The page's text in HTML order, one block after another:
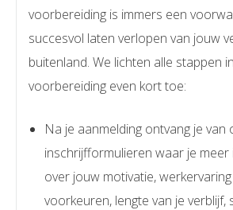
voorbereiding is immers een
succesvol laten verlopen van jouw
buitenland. We lichten alle stappen
voorbereiding even kort toe:
Na je aanmelding ontvang je van
inschrijfformulieren waar je
over jouw motivatie, werkervaring
voorkeuren, lengte van je verblijf,